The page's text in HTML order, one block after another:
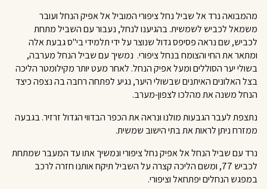
מהמבואה נרד אלשביל נחל ציפוריהמוביל אל אפיק הנחל ועובר
משמאל לכביש לשמשית.בהגיענו לנחל, נעבור עם השביל מתחת
לכביש, שם נראהפסיפסגדול שנוצר על ידי תלמידי בי"ס גבעת אלה
ומתאר את החי והצומח בנחל ציפורי. נמשיך עם שביל הנחל מערבה,
בשולייער הסוללים ומעל אפיק הנחל. לאחר מעט יותר מקילומטר הליכה
בצל האלונים האיתנים שבשולי היער, נגיע לפתחה רחבה בה נצפה כיצד
הנחל משנה את מהלכו לצפון-מערב.
נתצפת לעבר הגבעות מולנו ונראה את הכפר הבדווי הגדולזרזיר. בגבעה
ממזרח ניתן לראות את בתי הישוב שמשית.
נרד עם שביל הנחל אל אפיק נחל ציפורי ונמשיך אתו עד המעבר שמתחת
לכביש 77, ומשם הליכה קצרה על השביל תיקח אותנו חזרה לרכב
במפגש הנחלים יפתחאל וציפורי.